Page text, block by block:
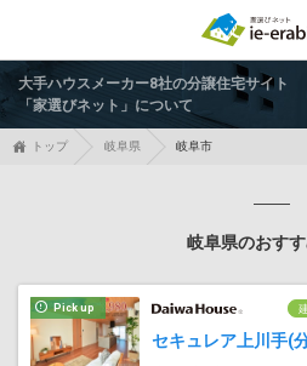
大手ハウスメーカー8社の分譲住宅サイト
「家選びネット」について
トップ 岐阜県 岐阜市
岐阜県のおす
Pick up